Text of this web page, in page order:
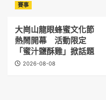
賽事
大崗山龍眼蜂蜜文化節
熱鬧開幕 活動限定
「蜜汁鹽酥雞」掀話題
2026-08-08